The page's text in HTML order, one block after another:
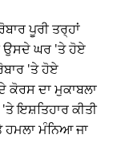
ਪੂਰੀ ਤਰ੍ਹਾਂ
ਉਸਦੇ ਘਰ 'ਤੇ ਹੋਏ
'ਤੇ ਹੋਏ
ਦਾ ਮੁਕਾਬਲਾ
ਇਸ਼ਤਿਹਾਰ ਕੀਤੀ
ਹਮਲਾ ਮੰਨਿਆ ਜਾ